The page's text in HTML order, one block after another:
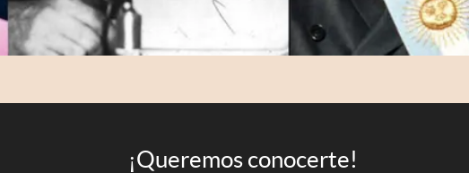
¡Queremos conocerte!